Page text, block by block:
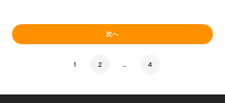
次へ
1 2 … 4